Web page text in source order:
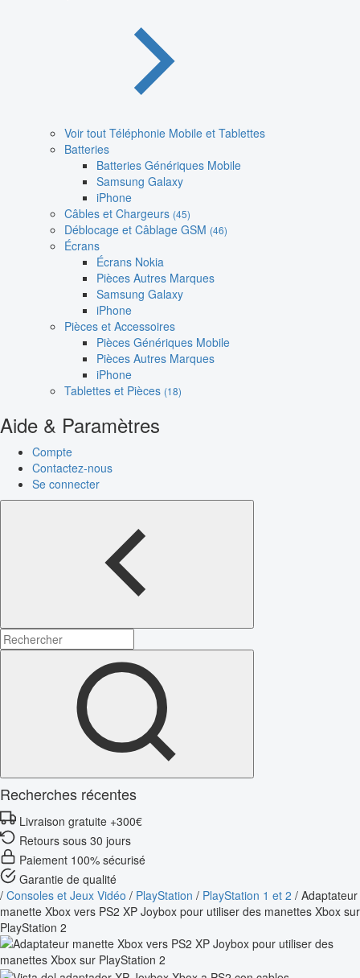
Voir tout Téléphonie Mobile et Tablettes
Batteries
Batteries Génériques Mobile
Samsung Galaxy
iPhone
Câbles et Chargeurs (45)
Déblocage et Câblage GSM (46)
Écrans
Écrans Nokia
Pièces Autres Marques
Samsung Galaxy
iPhone
Pièces et Accessoires
Pièces Génériques Mobile
Pièces Autres Marques
iPhone
Tablettes et Pièces (18)
Aide & Paramètres
Compte
Contactez-nous
Se connecter
Recherches récentes
Livraison gratuite +300€
Retours sous 30 jours
Paiement 100% sécurisé
Garantie de qualité
/ Consoles et Jeux Vidéo / PlayStation / PlayStation 1 et 2 / Adaptateur
manette Xbox vers PS2 XP Joybox pour utiliser des manettes Xbox sur
PlayStation 2